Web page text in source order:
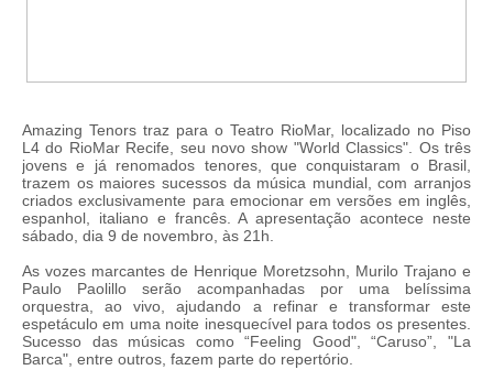
Amazing Tenors traz para o Teatro RioMar, localizado no Piso
L4 do RioMar Recife, seu novo show "World Classics". Os três
jovens e já renomados tenores, que conquistaram o Brasil,
trazem os maiores sucessos da música mundial, com arranjos
criados exclusivamente para emocionar em versões em inglês,
espanhol, italiano e francês. A apresentação acontece neste
sábado, dia 9 de novembro, às 21h.
As vozes marcantes de Henrique Moretzsohn, Murilo Trajano e
Paulo Paolillo serão acompanhadas por uma belíssima
orquestra, ao vivo, ajudando a refinar e transformar este
espetáculo em uma noite inesquecível para todos os presentes.
Sucesso das músicas como “Feeling Good", “Caruso”, "La
Barca", entre outros, fazem parte do repertório.